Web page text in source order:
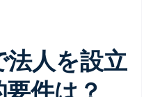
法人を設立
件は？